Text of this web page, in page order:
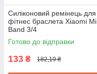
Силіконовий ремінець для
фітнес браслета Xiaomi Mi
Band 3/4
Готово до відправки
133 ₴ 182,19 ₴